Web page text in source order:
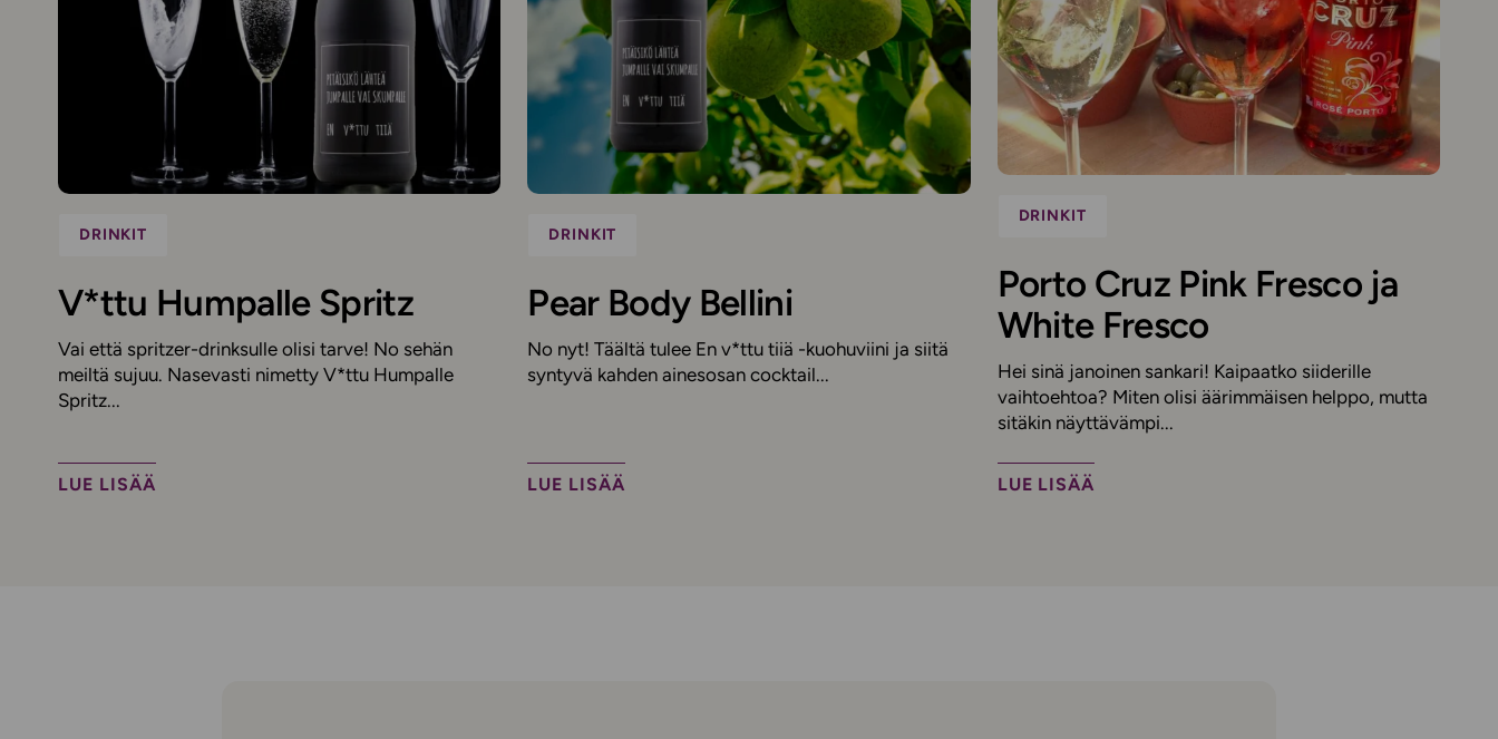
DRINKIT
V*ttu Humpalle Spritz
Vai että spritzer-drinksulle olisi tarve! No sehän
meiltä sujuu. Nasevasti nimetty V*ttu Humpalle
Spritz...
LUE LISÄÄ
DRINKIT
Pear Body Bellini
No nyt! Täältä tulee En v*ttu tiiä -kuohuviini ja siitä
syntyvä kahden ainesosan cocktail...
LUE LISÄÄ
DRINKIT
Porto Cruz Pink Fresco ja
White Fresco
Hei sinä janoinen sankari! Kaipaatko siiderille
vaihtoehtoa? Miten olisi äärimmäisen helppo, mutta
sitäkin näyttävämpi...
LUE LISÄÄ